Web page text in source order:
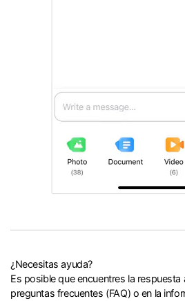
¿Necesitas ayuda?
Es posible que encuentres la respuesta
preguntas frecuentes (FAQ) o en la